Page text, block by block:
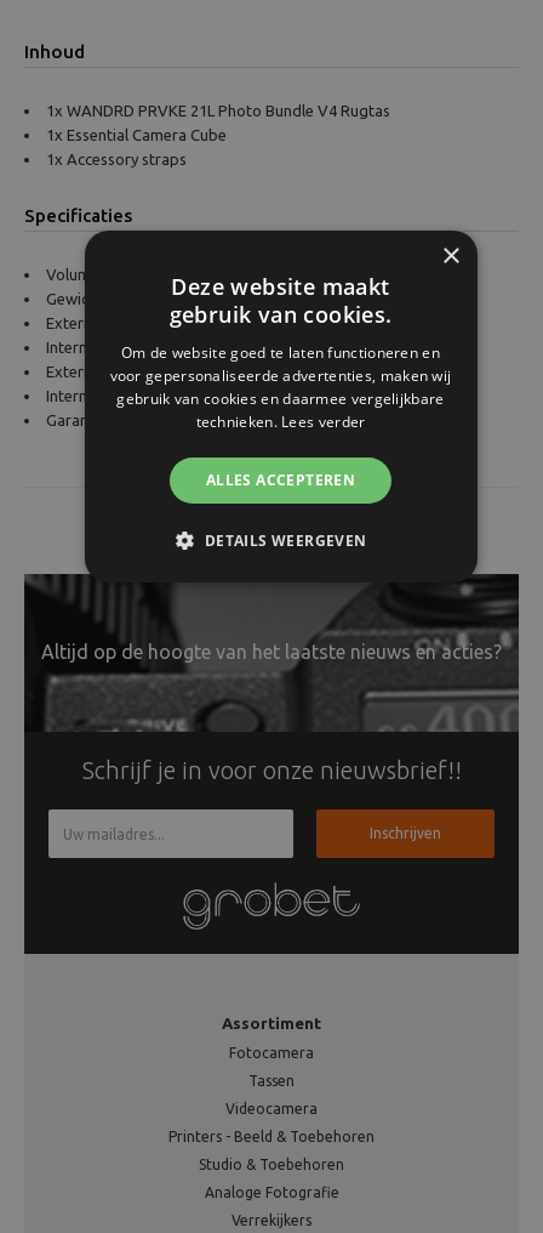
Inhoud
1x WANDRD PRVKE 21L Photo Bundle V4 Rugtas
1x Essential Camera Cube
1x Accessory straps
Specificaties
Volume: 21 liter
Gewicht: 1,3 kg
Externe afmetingen: 43 x 28 x 17 cm
Interne afmetingen: 41 x 25 x 14 cm
Externe materialen: Tarpaulin / 1680 ballistic nylon
Interne materialen: P200 denier met PU-coating
Garantie: Levenslang
Altijd op de hoogte van het laatste nieuws en acties?
Schrijf je in voor onze nieuwsbrief!!
Inschrijven
Assortiment
Fotocamera
Tassen
Videocamera
Printers - Beeld & Toebehoren
Studio & Toebehoren
Analoge Fotografie
Verrekijkers
×
Deze website maakt
gebruik van cookies.
Om de website goed te laten functioneren en
voor gepersonaliseerde advertenties, maken wij
gebruik van cookies en daarmee vergelijkbare
technieken. Lees verder
ALLES ACCEPTEREN
DETAILS WEERGEVEN